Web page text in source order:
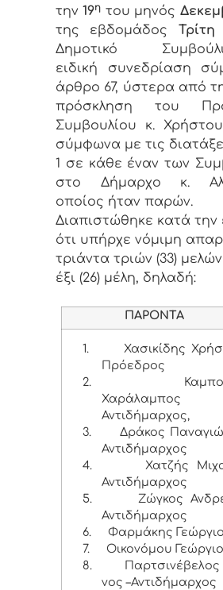
την19η του μηνός
της εβδομάδος Τρίτη
Δημοτικό
ειδική συνεδρίαση
άρθρο 67, ύστερα από
πρόσκληση του
Συμβουλίου κ.
σύμφωνα με τις
1 σε κάθε έναν των
στο Δήμαρχο κ.
οποίος ήταν παρών.
Διαπιστώθηκε κατά
ότι υπήρχε νόμιμη
τριάντα τριών (33)
έξι (26) μέλη, δηλαδή:
ΠΑΡΟΝΤΑ
1.
Χασικίδης
Πρόεδρος
2.
Αντιδήμαρχος,
3.
Δράκος
Αντιδήμαρχος
4.
Χατζής
Αντιδήμαρχος
5.
Ζώγκος
Αντιδήμαρχος
6.
Φαρμάκης
7.
Οικονόμου
8.
νος –Αντιδήμαρχος